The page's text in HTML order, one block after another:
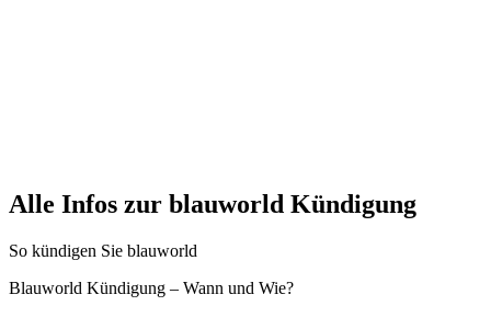
Alle Infos zur blauworld Kündigung
So kündigen Sie blauworld
Blauworld Kündigung – Wann und Wie?